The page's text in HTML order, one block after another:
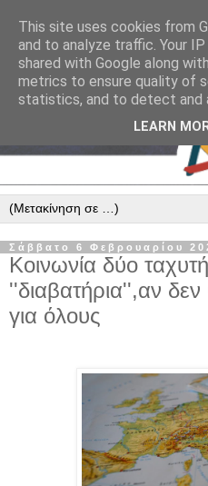
Σάββατο 6 Φεβρουαρίου
Κοινωνία δύο
''διαβατήρια'',αν
για όλους
This site uses cookies from
and to analyze traffic. Your
shared with Google along
metrics to ensure quality of
statistics, and to detect and
LEARN